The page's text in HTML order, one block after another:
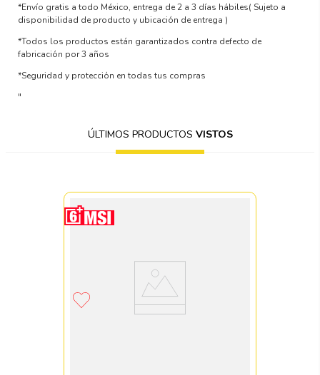
*Envío gratis a todo México, entrega de 2 a 3 días hábiles( Sujeto a
disponibilidad de producto y ubicación de entrega )
*Todos los productos están garantizados contra defecto de
fabricación por 3 años
*Seguridad y protección en todas tus compras
"
ÚLTIMOS PRODUCTOS VISTOS